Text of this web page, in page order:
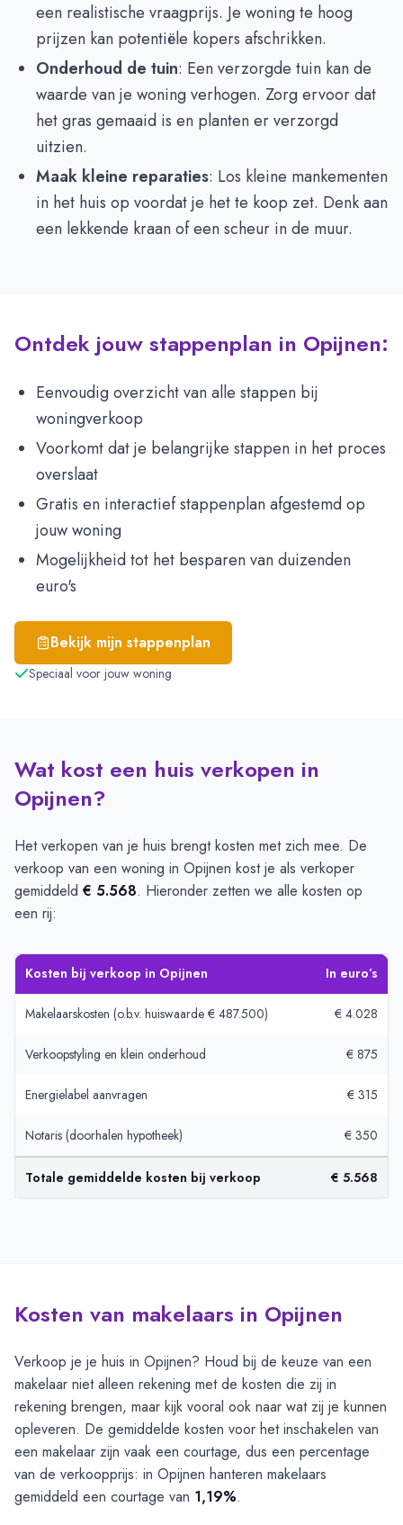
een realistische vraagprijs. Je woning te hoog
prijzen kan potentiële kopers afschrikken.
Onderhoud de tuin: Een verzorgde tuin kan de
waarde van je woning verhogen. Zorg ervoor dat
het gras gemaaid is en planten er verzorgd
uitzien.
Maak kleine reparaties: Los kleine mankementen
in het huis op voordat je het te koop zet. Denk aan
een lekkende kraan of een scheur in de muur.
Ontdek jouw stappenplan in Opijnen:
Eenvoudig overzicht van alle stappen bij
woningverkoop
Voorkomt dat je belangrijke stappen in het proces
overslaat
Gratis en interactief stappenplan afgestemd op
jouw woning
Mogelijkheid tot het besparen van duizenden
euro's
Bekijk mijn stappenplan
Speciaal voor jouw woning
Wat kost een huis verkopen in
Opijnen?
Het verkopen van je huis brengt kosten met zich mee. De
verkoop van een woning in Opijnen kost je als verkoper
gemiddeld € 5.568. Hieronder zetten we alle kosten op
een rij:
Kosten bij verkoop in Opijnen In euro’s
Makelaarskosten (o.b.v. huiswaarde € 487.500) € 4.028
Verkoopstyling en klein onderhoud € 875
Energielabel aanvragen € 315
Notaris (doorhalen hypotheek) € 350
Totale gemiddelde kosten bij verkoop € 5.568
Kosten van makelaars in Opijnen
Verkoop je je huis in Opijnen? Houd bij de keuze van een
makelaar niet alleen rekening met de kosten die zij in
rekening brengen, maar kijk vooral ook naar wat zij je kunnen
opleveren. De gemiddelde kosten voor het inschakelen van
een makelaar zijn vaak een courtage, dus een percentage
van de verkoopprijs: in Opijnen hanteren makelaars
gemiddeld een courtage van 1,19%.